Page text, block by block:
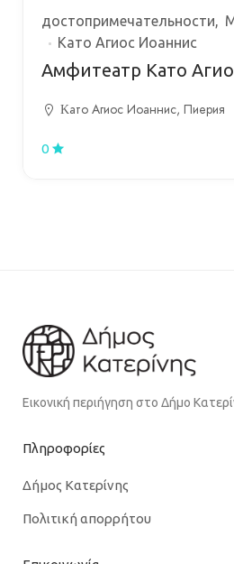
достопримечательности
Като Агиос Иоаннис
Амфитеатр Κато
Κато Агиос Иоаннис, Пиерия
0
Εικονική περιήγηση στο Δήμο
Πληροφορίες
Δήμος Κατερίνης
Πολιτική απορρήτου